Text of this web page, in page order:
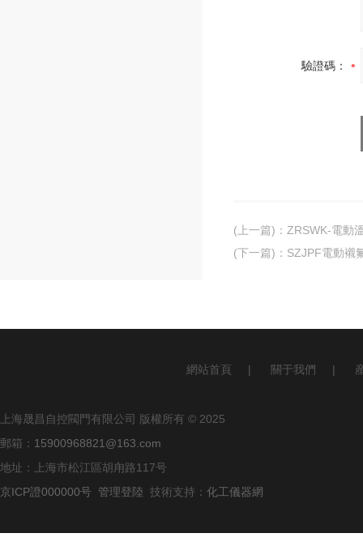
驗證碼：
(上一篇) ： ZRSWK-電動
(下一篇) ： SZJPF電動襯
網站首頁 | 關于我們 |
上海晟昌自控閥門有限公司 版權所有 © 2025
郵箱： 15900968821@163.com
地址：上海市松江區胡甪路117号
京ICP證000000号 管理登陸 技術支持： 化工儀器網